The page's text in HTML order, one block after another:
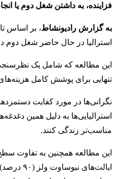
فزاینده، به داشتن شغل دوم یا
به گزارش رادیونشاط
استرالیا در حال حاضر شغل دوم
تنهایی برای پوشش کامل
استرالیایی‌ها به دلیل همین
مناسب‌تر زندگی کنند.
این مطالعه همچنین به تفاوت